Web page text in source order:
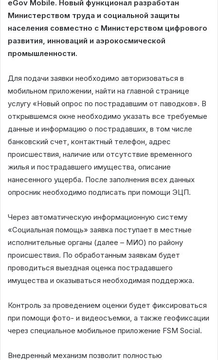
eGov Mobile. Новый функционал разработан
Министерством труда и социальной защиты
населения совместно с Министерством цифрового
развития, инноваций и аэрокосмической
промышленности.
Для подачи заявки необходимо авторизоваться в
мобильном приложении, найти на главной странице
услугу «Новый опрос по пострадавшим от паводков». В
открывшемся окне необходимо указать все требуемые
данные и информацию о пострадавших, в том числе
банковский счет, контактный телефон, адрес
происшествия, наличие или отсутствие временного
жилья и пострадавшего имущества, описание
нанесенного ущерба. После заполнения всех данных
опросник необходимо подписать при помощи ЭЦП.
Через автоматическую информационную систему
«Социальная помощь» заявка поступает в местные
исполнительные органы (далее – МИО) по району
происшествия. По обработанным заявкам будет
проводиться выездная оценка пострадавшего
имущества и оказываться необходимая поддержка.
Контроль за проведением оценки будет фиксироваться
при помощи фото- и видеосъемки, а также геофиксации
через специальное мобильное приложение FSM Social.
Внедренный механизм позволит полностью